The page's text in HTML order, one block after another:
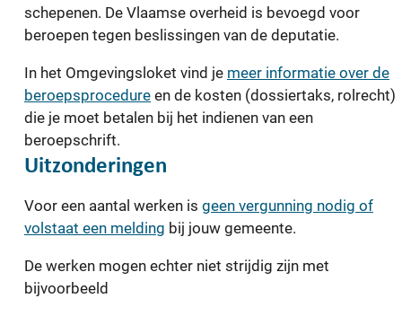
schepenen. De Vlaamse overheid is bevoegd voor
beroepen tegen beslissingen van de deputatie.
In het Omgevingsloket vind je meer informatie over de
beroepsprocedure en de kosten (dossiertaks, rolrecht)
die je moet betalen bij het indienen van een
beroepschrift.
Uitzonderingen
Voor een aantal werken is geen vergunning nodig of
volstaat een melding bij jouw gemeente.
De werken mogen echter niet strijdig zijn met
bijvoorbeeld